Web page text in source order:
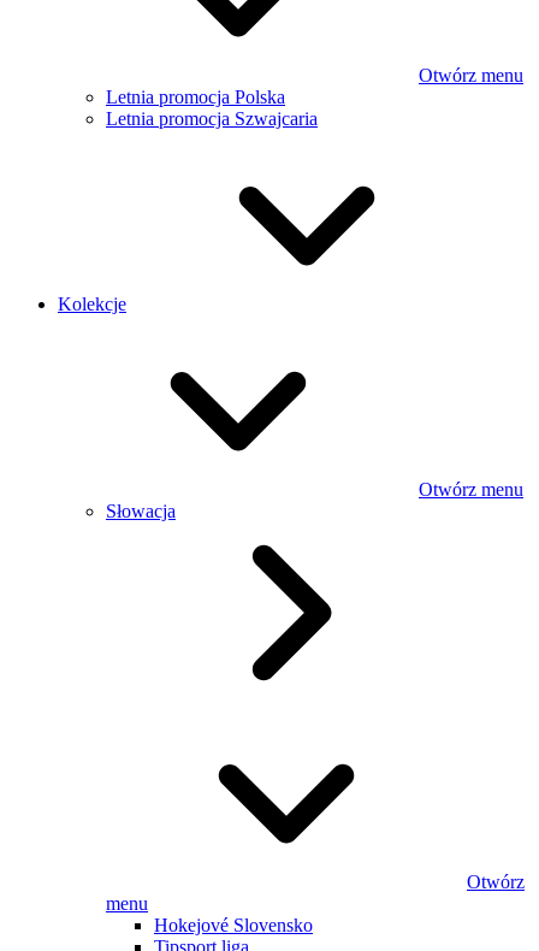
Otwórz menu
Letnia promocja Polska
Letnia promocja Szwajcaria
Kolekcje
Otwórz menu
Słowacja
Otwórz
menu
Hokejové Slovensko
Tipsport liga